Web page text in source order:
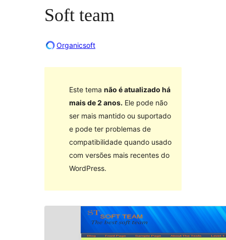
Soft team
Organicsoft
Este tema não é atualizado há
mais de 2 anos. Ele pode não
ser mais mantido ou suportado
e pode ter problemas de
compatibilidade quando usado
com versões mais recentes do
WordPress.